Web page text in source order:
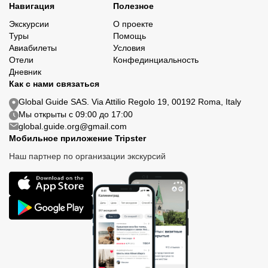
Навигация
Экскурсии
Туры
Авиабилеты
Отели
Дневник
Полезное
О проекте
Помощь
Условия
Конфединциальность
Как с нами связаться
Global Guide SAS. Via Attilio Regolo 19, 00192 Roma, Italy
Мы открыты с 09:00 до 17:00
global.guide.org@gmail.com
Мобильное приложение Tripster
Наш партнер по организации экскурсий